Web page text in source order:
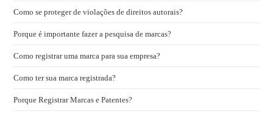
Como se proteger de violações de direitos autorais?
Porque é importante fazer a pesquisa de marcas?
Como registrar uma marca para sua empresa?
Como ter sua marca registrada?
Porque Registrar Marcas e Patentes?